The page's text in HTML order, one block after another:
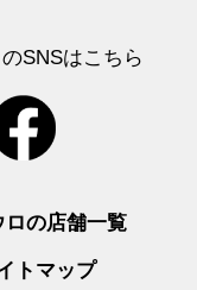
SNSはこちら
ロの店舗一覧
トマップ